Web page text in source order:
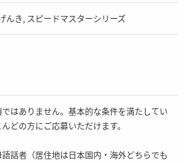
んき, スピードマスターシリーズ
はありません。基本的な条件を満たしてい
どの方にご応募いただけます。
語話者（居住地は日本国内・海外どちらでも